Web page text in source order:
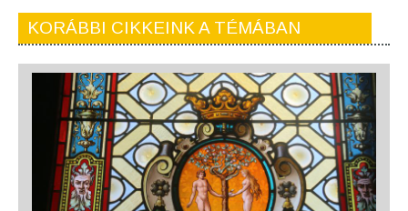
KORÁBBI CIKKEINK A TÉMÁBAN